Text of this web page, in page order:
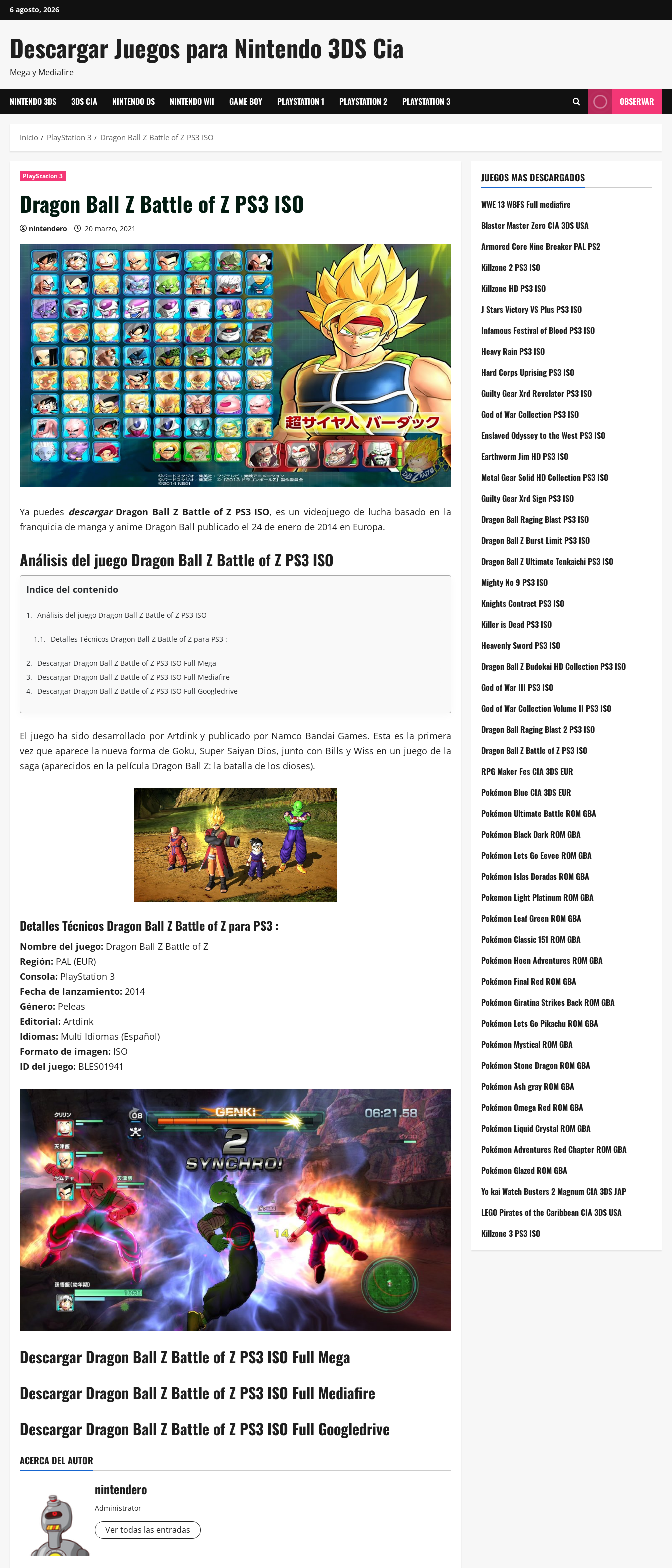
Saltar
al
6 agosto, 2026
Descargar Juegos para Nintendo 3DS Cia
Mega y Mediafire
NINTENDO 3DS 3DS CIA NINTENDO DS NINTENDO WII GAME BOY PLAYSTATION 1 PLAYSTATION 2 PLAYSTATION 3 OBSERVAR
Inicio PlayStation 3 Dragon Ball Z Battle of Z PS3 ISO
PlayStation 3
Dragon Ball Z Battle of Z PS3 ISO
nintendero 20 marzo, 2021
Ya puedes descargarDragon Ball Z Battle of Z PS3 ISO, es un videojuego de lucha basado en la
franquicia de manga y anime Dragon Ball publicado el 24 de enero de 2014 en Europa.
Análisis del juego Dragon Ball Z Battle of Z PS3 ISO
Indice del contenido
Análisis del juego Dragon Ball Z Battle of Z PS3 ISO
Detalles Técnicos Dragon Ball Z Battle of Z para PS3 :
Descargar Dragon Ball Z Battle of Z PS3 ISO Full Mega
Descargar Dragon Ball Z Battle of Z PS3 ISO Full Mediafire
Descargar Dragon Ball Z Battle of Z PS3 ISO Full Googledrive
El juego ha sido desarrollado por Artdink y publicado por Namco Bandai Games. Esta es la primera
vez que aparece la nueva forma de Goku, Super Saiyan Dios, junto con Bills y Wiss en un juego de la
saga (aparecidos en la película Dragon Ball Z: la batalla de los dioses).
Detalles Técnicos Dragon Ball Z Battle of Z para PS3 :
Nombre del juego: Dragon Ball Z Battle of Z
Región: PAL (EUR)
Consola: PlayStation 3
Fecha de lanzamiento: 2014
Género: Peleas
Editorial: Artdink
Idiomas: Multi Idiomas (Español)
Formato de imagen: ISO
ID del juego: BLES01941
Descargar Dragon Ball Z Battle of Z PS3 ISO Full Mega
Descargar Dragon Ball Z Battle of Z PS3 ISO Full Mediafire
Descargar Dragon Ball Z Battle of Z PS3 ISO Full Googledrive
ACERCA DEL AUTOR
nintendero
Administrator
Ver todas las entradas
JUEGOS MAS DESCARGADOS
WWE 13 WBFS Full mediafire
Blaster Master Zero CIA 3DS USA
Armored Core Nine Breaker PAL PS2
Killzone 2 PS3 ISO
Killzone HD PS3 ISO
J Stars Victory VS Plus PS3 ISO
Infamous Festival of Blood PS3 ISO
Heavy Rain PS3 ISO
Hard Corps Uprising PS3 ISO
Guilty Gear Xrd Revelator PS3 ISO
God of War Collection PS3 ISO
Enslaved Odyssey to the West PS3 ISO
Earthworm Jim HD PS3 ISO
Metal Gear Solid HD Collection PS3 ISO
Guilty Gear Xrd Sign PS3 ISO
Dragon Ball Raging Blast PS3 ISO
Dragon Ball Z Burst Limit PS3 ISO
Dragon Ball Z Ultimate Tenkaichi PS3 ISO
Mighty No 9 PS3 ISO
Knights Contract PS3 ISO
Killer is Dead PS3 ISO
Heavenly Sword PS3 ISO
Dragon Ball Z Budokai HD Collection PS3 ISO
God of War III PS3 ISO
God of War Collection Volume II PS3 ISO
Dragon Ball Raging Blast 2 PS3 ISO
Dragon Ball Z Battle of Z PS3 ISO
RPG Maker Fes CIA 3DS EUR
Pokémon Blue CIA 3DS EUR
Pokémon Ultimate Battle ROM GBA
Pokémon Black Dark ROM GBA
Pokémon Lets Go Eevee ROM GBA
Pokémon Islas Doradas ROM GBA
Pokemon Light Platinum ROM GBA
Pokémon Leaf Green ROM GBA
Pokémon Classic 151 ROM GBA
Pokémon Hoen Adventures ROM GBA
Pokémon Final Red ROM GBA
Pokémon Giratina Strikes Back ROM GBA
Pokémon Lets Go Pikachu ROM GBA
Pokémon Mystical ROM GBA
Pokémon Stone Dragon ROM GBA
Pokémon Ash gray ROM GBA
Pokémon Omega Red ROM GBA
Pokémon Liquid Crystal ROM GBA
Pokémon Adventures Red Chapter ROM GBA
Pokémon Glazed ROM GBA
Yo kai Watch Busters 2 Magnum CIA 3DS JAP
LEGO Pirates of the Caribbean CIA 3DS USA
Killzone 3 PS3 ISO